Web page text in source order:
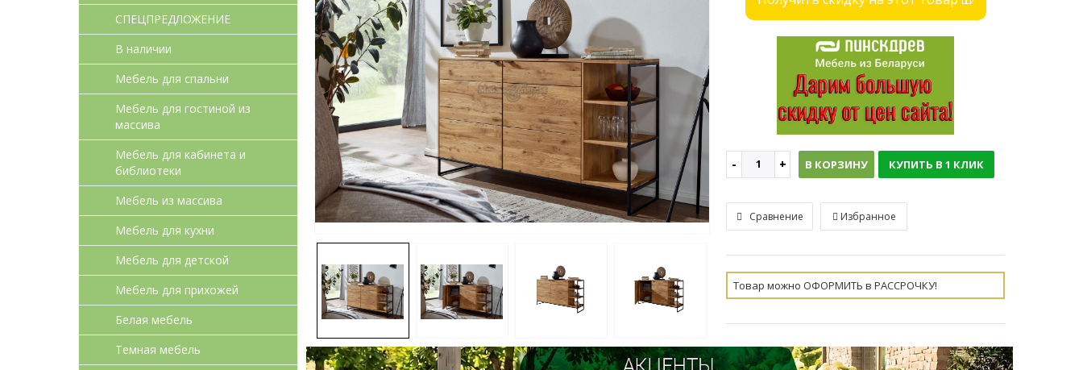
СПЕЦПРЕДЛОЖЕНИЕ
В наличии
Мебель для спальни
Мебель для гостиной из
массива
Мебель для кабинета и
библиотеки
Мебель из массива
Мебель для кухни
Мебель для детcкой
Мебель для прихожей
Белая мебель
Темная мебель
В КОРЗИНУ КУПИТЬ В 1 КЛИК
Сравнение Избранное
Товар можно ОФОРМИТЬ в РАССРОЧКУ!